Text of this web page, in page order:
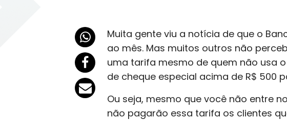
Muita gente viu a notícia de que o
ao mês. Mas muitos outros não
uma tarifa mesmo de quem não usa
de cheque especial acima de R$ 500
Ou seja, mesmo que você não entre
não pagarão essa tarifa os clientes